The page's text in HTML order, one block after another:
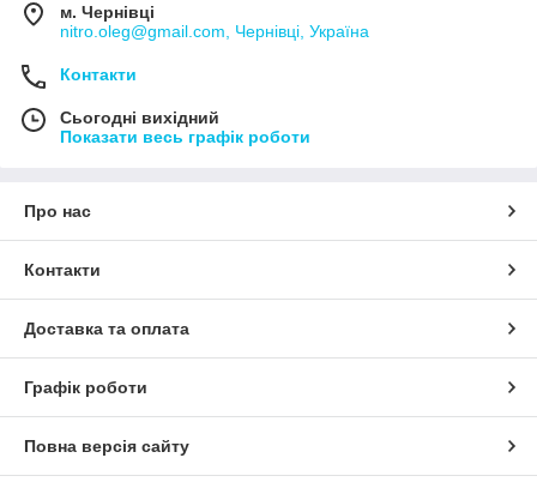
м. Чернівці
nitro.oleg@gmail.com, Чернівці, Україна
Контакти
Сьогодні вихідний
Показати весь графік роботи
Про нас
Контакти
Доставка та оплата
Графік роботи
Повна версія сайту